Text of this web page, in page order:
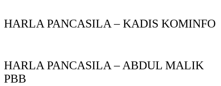
HARLA PANCASILA – KADIS KOMINFO
HARLA PANCASILA – ABDUL MALIK
PBB